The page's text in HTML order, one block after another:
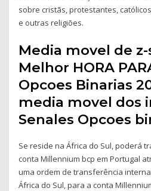
sobre cristãs, protestantes,
e outras religiões.
Media movel de
Melhor HORA
Opcoes Binarias
media movel dos
Senales Opcoes
Se reside na África do Sul, poderá
conta Millennium bcp em Portugal
uma ordem de transferência
África do Sul, para a conta